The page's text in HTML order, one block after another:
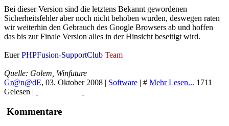
Bei dieser Version sind die letztens Bekannt gewordenen
Sicherheitsfehler aber noch nicht behoben wurden, deswegen raten
wir weiterhin den Gebrauch des Google Browsers ab und hoffen
das bis zur Finale Version alles in der Hinsicht beseitigt wird.
EuerPHPFusion-SupportClub Team
Quelle: Golem, Winfuture
Gr@n@dE, 03. Oktober 2008 | Software | # Mehr Lesen... 1711
Gelesen |
Kommentare